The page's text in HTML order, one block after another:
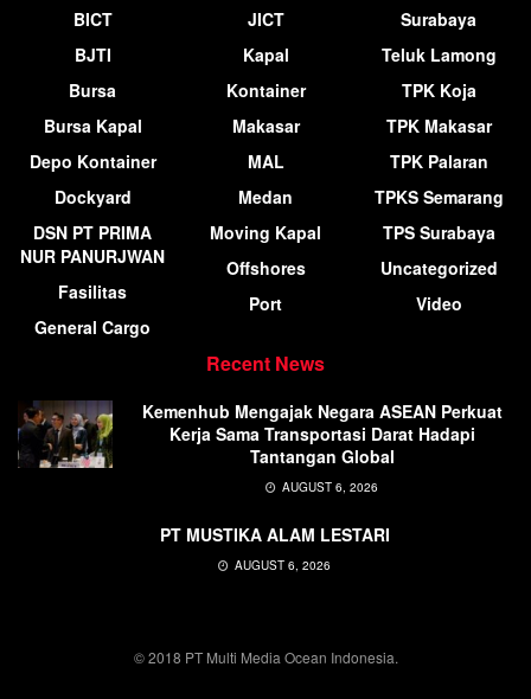
BICT
BJTI
Bursa
Bursa Kapal
Depo Kontainer
Dockyard
DSN PT PRIMA
NUR PANURJWAN
Fasilitas
General Cargo
JICT
Kapal
Kontainer
Makasar
MAL
Medan
Moving Kapal
Offshores
Port
Surabaya
Teluk Lamong
TPK Koja
TPK Makasar
TPK Palaran
TPKS Semarang
TPS Surabaya
Uncategorized
Video
Recent News
Kemenhub Mengajak Negara ASEAN Perkuat
Kerja Sama Transportasi Darat Hadapi
Tantangan Global
AUGUST 6, 2026
PT MUSTIKA ALAM LESTARI
AUGUST 6, 2026
© 2018 PT Multi Media Ocean Indonesia.